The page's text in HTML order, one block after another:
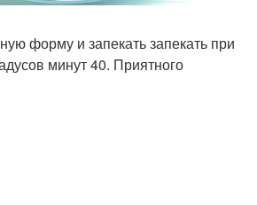
форму и запекать запекать при
минут 40. Приятного